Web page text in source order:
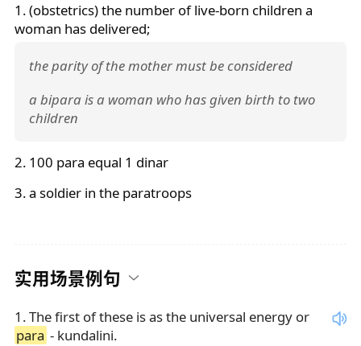
1. (obstetrics) the number of live-born children a
woman has delivered;
the parity of the mother must be considered
a bipara is a woman who has given birth to two
children
2. 100 para equal 1 dinar
3. a soldier in the paratroops
实用场景例句
1 .The first of these is as the universal energy or
para - kundalini.